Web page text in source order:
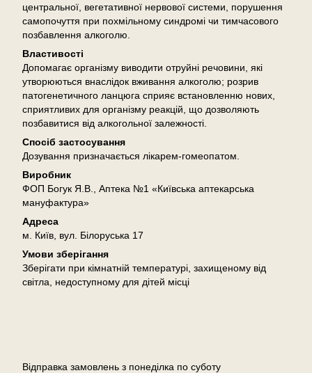
центральної, вегетативної нервової системи, порушення
самопочуття при похмільному синдромі чи тимчасового
позбавлення алкоголю.
Властивості
Допомагає організму виводити отруйні речовини, які
утворюються внаслідок вживання алкоголю; розрив
патогенетичного ланцюга сприяє встановленню нових,
сприятливих для організму реакцій, що дозволяють
позбавитися від алкогольної залежності.
Спосіб застосування
Дозування призначається лікарем-гомеопатом.
Виробник
ФОП Богук Я.В., Аптека №1 «Київська аптекарська
мануфактура»
Адреса
м. Київ, вул. Білоруська 17
Умови зберігання
Зберігати при кімнатній температурі, захищеному від
світла, недоступному для дітей місці
Відправка замовлень з понеділка по суботу